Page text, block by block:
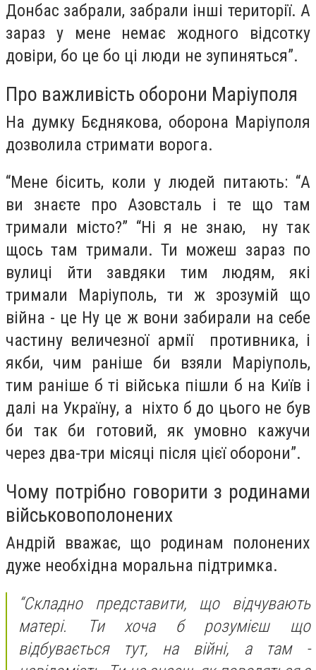
Донбас забрали, забрали інші території. А
зараз у мене немає жодного відсотку
довіри, бо це бо ці люди не зупиняться”.
Про важливість оборони Маріуполя
На думку Бєднякова, оборона Маріуполя
дозволила стримати ворога.
“Мене бісить, коли у людей питають: “А
ви знаєте про Азовсталь і те що там
тримали місто?” “Ні я не знаю, ну так
щось там тримали. Ти можеш зараз по
вулиці йти завдяки тим людям, які
тримали Маріуполь, ти ж зрозумій що
війна - це Ну це ж вони забирали на себе
частину величезної армії противника, і
якби, чим раніше би взяли Маріуполь,
тим раніше б ті війська пішли б на Київ і
далі на Україну, а ніхто б до цього не був
би так би готовий, як умовно кажучи
через два-три місяці після цієї оборони”.
Чому потрібно говорити з родинами
військовополонених
Андрій вважає, що родинам полонених
дуже необхідна моральна підтримка.
“Складно представити, що відчувають
матері. Ти хоча б розумієш що
відбувається тут, на війні, а там -